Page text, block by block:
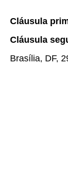
Cláusula
Cláusula
Brasília, DF,